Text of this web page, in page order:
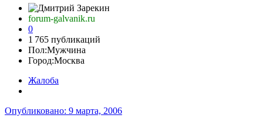
forum-galvanik.ru
0
1 765 публикаций
Пол:Мужчина
Город:Москва
Жалоба
Опубликовано: 9 марта, 2006